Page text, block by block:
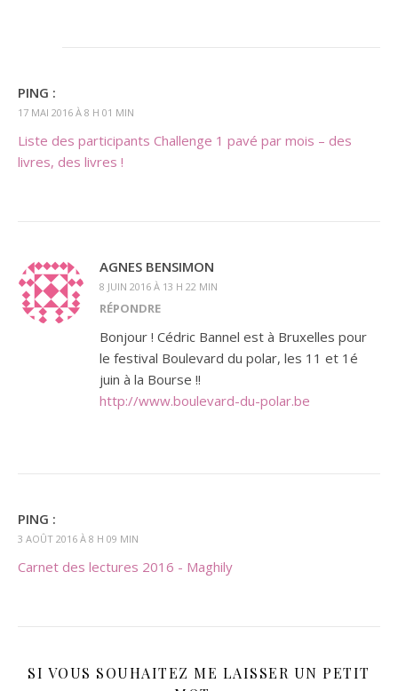
PING :
17 MAI 2016 À 8 H 01 MIN
Liste des participants Challenge 1 pavé par mois – des
livres, des livres !
AGNES BENSIMON
8 JUIN 2016 À 13 H 22 MIN
RÉPONDRE
Bonjour ! Cédric Bannel est à Bruxelles pour
le festival Boulevard du polar, les 11 et 1é
juin à la Bourse !!
http://www.boulevard-du-polar.be
PING :
3 AOÛT 2016 À 8 H 09 MIN
Carnet des lectures 2016 - Maghily
SI VOUS SOUHAITEZ ME LAISSER UN PETIT